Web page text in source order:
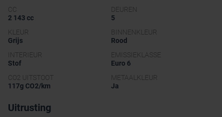
CC
2 143 cc
DEUREN
5
KLEUR
Grijs
BINNENKLEUR
Rood
INTERIEUR
Stof
EMISSIEKLASSE
Euro 6
CO2 UITSTOOT
117g CO2/km
METAALKLEUR
Ja
Uitrusting